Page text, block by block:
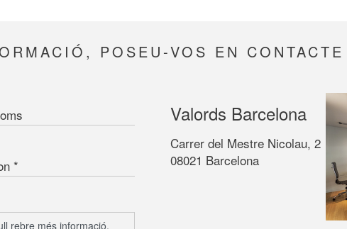
POSEU-VOS EN
Valords Barcelona
Carrer del Mestre Nicolau, 2
08021 Barcelona